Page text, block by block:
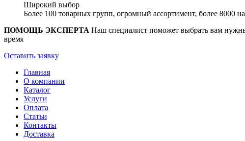
Широкий выбор
Более 100 товарных групп, огромный ассортимент, более 8000
ПОМОЩЬ ЭКСПЕРТА Наш специалист поможет выбрать вам
время
Оставить заявку
Главная
О компании
Каталог
Услуги
Оплата
Статьи
Контакты
Доставка